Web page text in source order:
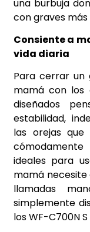
una burbuja
con graves
Consiente a
vida diaria
Para cerrar un
mamá con los
diseñados
estabilidad,
las orejas
ideales para
mamá
llamadas
simplemente
los WF-C700N